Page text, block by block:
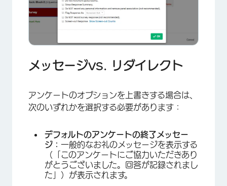
メッセージvs. リダイレクト
アンケートのオプションを上書きする場合は、
次のいずれかを選択する必要があります：
デフォルトのアンケートの終了メッセー
ジ： 一般的なお礼のメッセージを表示する
（「このアンケートにご協力いただきあり
がとうございました。回答が記録されまし
た」）が表示されます。